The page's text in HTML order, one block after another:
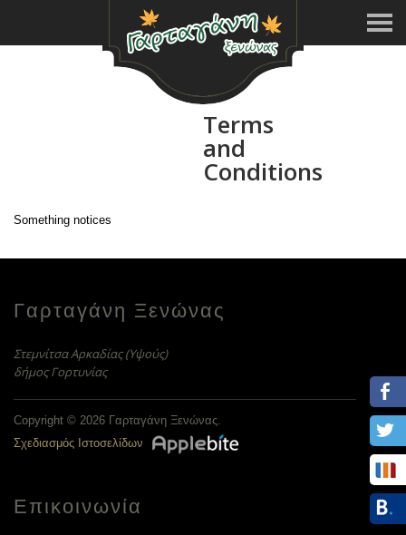
Terms
and
Conditions
Something notices
Γαρταγάνη Ξενώνας
Στεμνίτσα Αρκαδίας (Υψούς)
δήμος Γορτυνίας
Copyright © 2026 Γαρταγάνη Ξενώνας.
Σχεδιασμός Ιστοσελίδων
Επικοινωνία